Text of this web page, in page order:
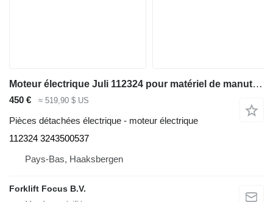
Moteur électrique Juli 112324 pour matériel de manutention Linde E15C
450 € ≈ 519,90 $ US
Pièces détachées électrique - moteur électrique
112324 3243500537
Pays-Bas, Haaksbergen
Forklift Focus B.V.